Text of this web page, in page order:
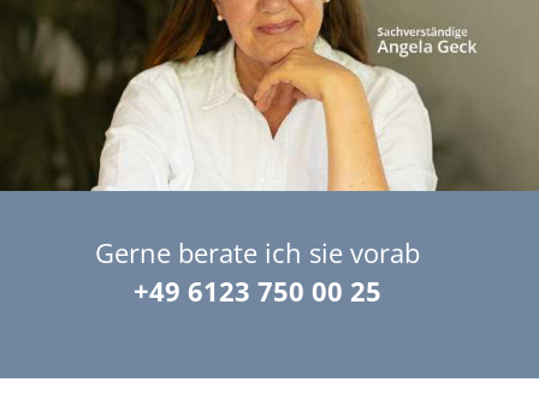
Gerne berate ich sie vorab
+49 6123 750 00 25